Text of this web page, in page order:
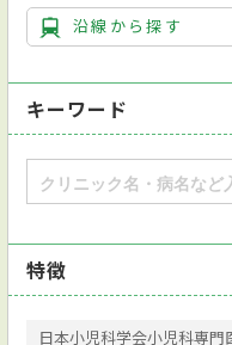
沿線から探す
キーワード
特徴
日本小児科学会小児科専門